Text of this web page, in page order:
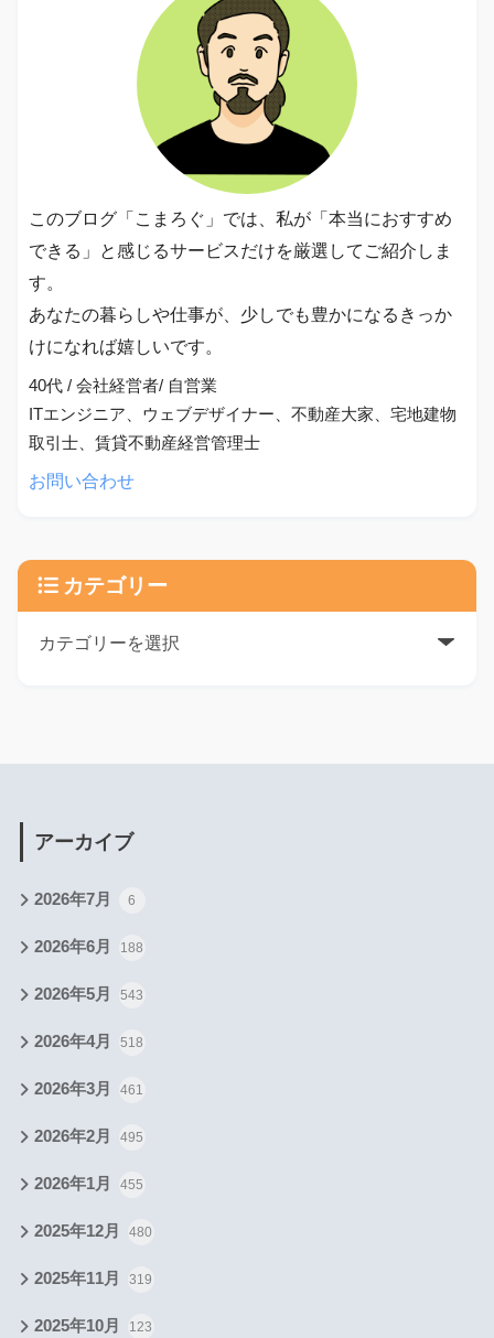
このブログ「こまろぐ」では、私が「本当におすすめ
できる」と感じるサービスだけを厳選してご紹介しま
す。
あなたの暮らしや仕事が、少しでも豊かになるきっか
けになれば嬉しいです。
40代 / 会社経営者/ 自営業
ITエンジニア、ウェブデザイナー、不動産大家、宅地建物
取引士、賃貸不動産経営管理士
お問い合わせ
カテゴリー
アーカイブ
2026年7月 6
2026年6月 188
2026年5月 543
2026年4月 518
2026年3月 461
2026年2月 495
2026年1月 455
2025年12月 480
2025年11月 319
2025年10月 123